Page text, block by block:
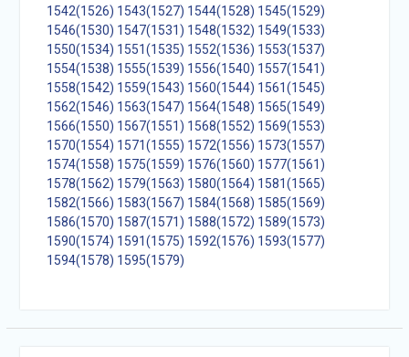
1542(1526) 1543(1527) 1544(1528) 1545(1529)
1546(1530) 1547(1531) 1548(1532) 1549(1533)
1550(1534) 1551(1535) 1552(1536) 1553(1537)
1554(1538) 1555(1539) 1556(1540) 1557(1541)
1558(1542) 1559(1543) 1560(1544) 1561(1545)
1562(1546) 1563(1547) 1564(1548) 1565(1549)
1566(1550) 1567(1551) 1568(1552) 1569(1553)
1570(1554) 1571(1555) 1572(1556) 1573(1557)
1574(1558) 1575(1559) 1576(1560) 1577(1561)
1578(1562) 1579(1563) 1580(1564) 1581(1565)
1582(1566) 1583(1567) 1584(1568) 1585(1569)
1586(1570) 1587(1571) 1588(1572) 1589(1573)
1590(1574) 1591(1575) 1592(1576) 1593(1577)
1594(1578) 1595(1579)